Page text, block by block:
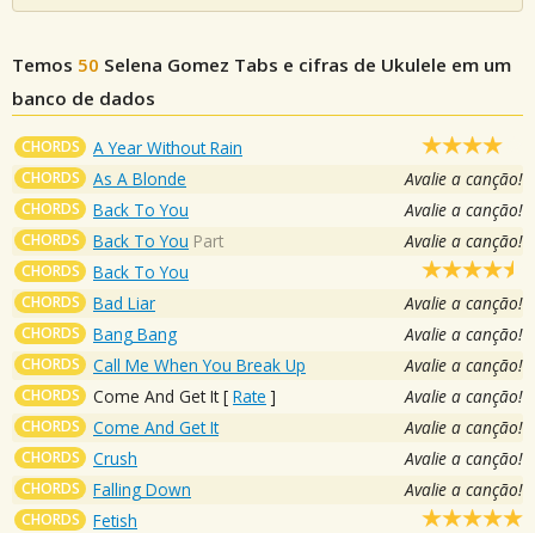
Temos 50 Selena Gomez Tabs e cifras de Ukulele em um
banco de dados
CHORDS A Year Without Rain
CHORDS As A Blonde Avalie a canção!
CHORDS Back To You Avalie a canção!
CHORDS Back To You Part Avalie a canção!
CHORDS Back To You
CHORDS Bad Liar Avalie a canção!
CHORDS Bang Bang Avalie a canção!
CHORDS Call Me When You Break Up Avalie a canção!
CHORDS Come And Get It[ Rate ] Avalie a canção!
CHORDS Come And Get It Avalie a canção!
CHORDS Crush Avalie a canção!
CHORDS Falling Down Avalie a canção!
CHORDS Fetish